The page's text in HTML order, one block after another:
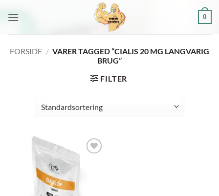
0
FORSIDE / VARER TAGGED “CIALIS 20 MG LANGVARIG
BRUG”
FILTER